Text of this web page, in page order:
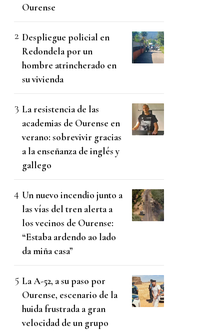
Ourense
Despliegue policial en
Redondela por un
hombre atrincherado en
su vivienda
La resistencia de las
academias de Ourense en
verano: sobrevivir gracias
a la enseñanza de inglés y
gallego
Un nuevo incendio junto a
las vías del tren alerta a
los vecinos de Ourense:
“Estaba ardendo ao lado
da miña casa”
La A-52, a su paso por
Ourense, escenario de la
huida frustrada a gran
velocidad de un grupo